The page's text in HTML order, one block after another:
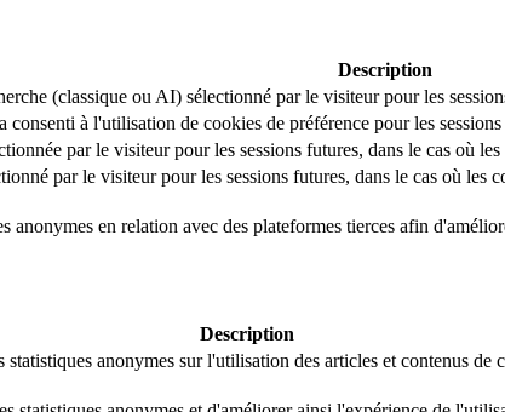
Description
(classique ou AI) sélectionné par le visiteur pour les
à l'utilisation de cookies de préférence pour les sessions
par le visiteur pour les sessions futures, dans le cas où
par le visiteur pour les sessions futures, dans le cas où les
anonymes en relation avec des plateformes tierces afin
Description
anonymes sur l'utilisation des articles et contenus de